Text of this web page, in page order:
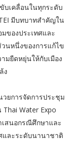
บเคลื่อนในทุกระดับ
มีบทบาทสำคัญใน
ของประเทศและ
นหนึ่งของการแก้ไข
มยืดหยุ่นให้กับเมือง
ง
ยการจัดการประชุม
Water Expo
เสนอกรณีศึกษาและ
และระดับนานาชาติ